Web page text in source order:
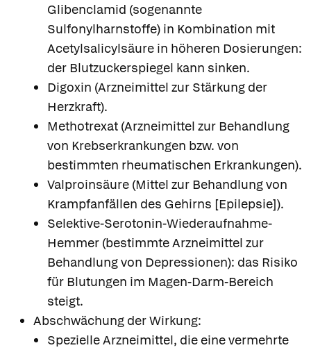
Glibenclamid (sogenannte
Sulfonylharnstoffe) in Kombination mit
Acetylsalicylsäure in höheren Dosierungen:
der Blutzuckerspiegel kann sinken.
Digoxin (Arzneimittel zur Stärkung der
Herzkraft).
Methotrexat (Arzneimittel zur Behandlung
von Krebserkrankungen bzw. von
bestimmten rheumatischen Erkrankungen).
Valproinsäure (Mittel zur Behandlung von
Krampfanfällen des Gehirns [Epilepsie]).
Selektive-Serotonin-Wiederaufnahme-
Hemmer (bestimmte Arzneimittel zur
Behandlung von Depressionen): das Risiko
für Blutungen im Magen-Darm-Bereich
steigt.
Abschwächung der Wirkung:
Spezielle Arzneimittel, die eine vermehrte